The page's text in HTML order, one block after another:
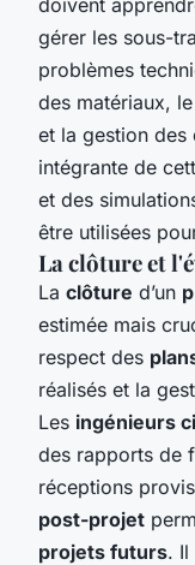
gérer les sous-
problèmes
des matériaux,
et la gestion des
intégrante de
et des
être utilisées
La clôture et
La clôture d’un
estimée mais
respect des
réalisés et la
Les ingénieurs
des rapports de
réceptions
post-projet
projets futurs. Il